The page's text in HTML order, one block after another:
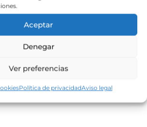
Aceptar
Denegar
Ver preferencias
Política de privacidadAviso legal
información sobre la actividad de
web y principalmente la duración